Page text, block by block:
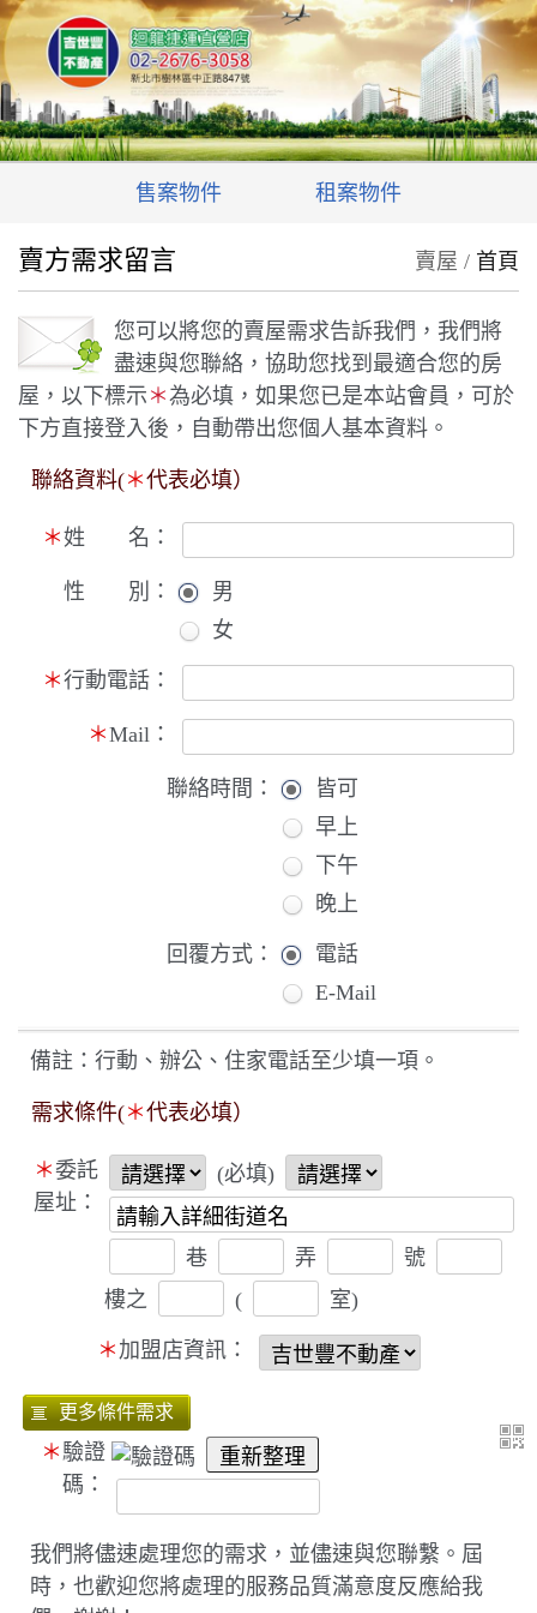
售案物件 租案物件
賣方需求留言 賣屋 / 首頁
您可以將您的賣屋需求告訴我們，我們將
盡速與您聯絡，協助您找到最適合您的房
屋，以下標示 ＊為必填，如果您已是本站會員，可於
下方直接登入後，自動帶出您個人基本資料。
聯絡資料(＊代表必填）
＊姓 名：
性 別：
男
女
＊行動電話：
＊Mail：
聯絡時間：
皆可
早上
下午
晚上
回覆方式：
電話
E-Mail
備註：行動、辦公、住家電話至少填一項。
需求條件(＊代表必填）
＊委託
屋址：
(必填)
巷 弄
號
樓之
( 室)
＊ 加盟店資訊：
＊驗證
碼：
我們將儘速處理您的需求，並儘速與您聯繫。屆
時，也歡迎您將處理的服務品質滿意度反應給我